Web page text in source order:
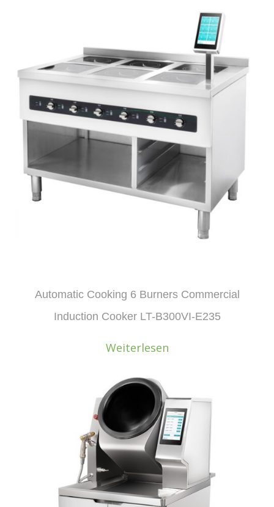
Automatic Cooking 6 Burners Commercial
Induction Cooker LT-B300VI-E235
Weiterlesen